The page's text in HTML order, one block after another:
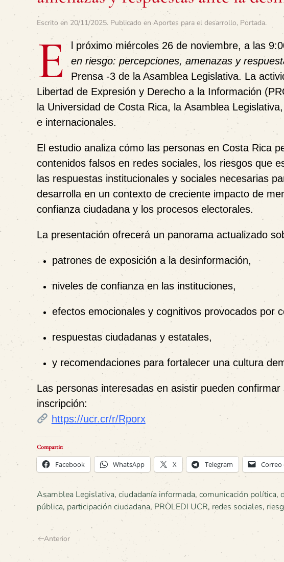
Escrito en 20/11/2025. Publicado en Aportes para el desarrollo, Portada.
E l próximomiércoles 26 de noviembre, a las
en riesgo: percepciones, amenazas y
Prensa -3 de la Asamblea Legislativa. La
Libertad de Expresión y Derecho a la Información
la Universidad de Costa Rica, la Asamblea Legislativa
e internacionales.
El estudio analiza cómo las personas en Costa Rica
contenidos falsos en redes sociales, los riesgos que
las respuestas institucionales y sociales necesarias
desarrolla en un contexto de creciente impacto de
confianza ciudadana y los procesos electorales.
La presentación ofrecerá un panorama actualizado
patrones de exposición a la desinformación,
niveles de confianza en las instituciones,
efectos emocionales y cognitivos provocados por
respuestas ciudadanas y estatales,
y recomendaciones para fortalecer una cultura
Las personas interesadas en asistir pueden
inscripción:
https://ucr.cr/r/Rporx
Compartir:
Facebook WhatsApp X Telegram Correo
Asamblea Legislativa, ciudadanía informada, comunicación política,
pública, participación ciudadana, PROLEDI UCR, redes sociales,
Anterior